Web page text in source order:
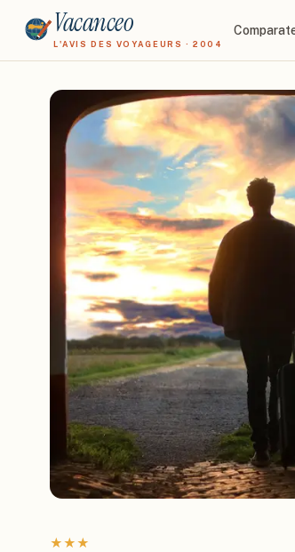
Vacanceo
L'AVIS DES VOYAGEURS · 2004
★★★